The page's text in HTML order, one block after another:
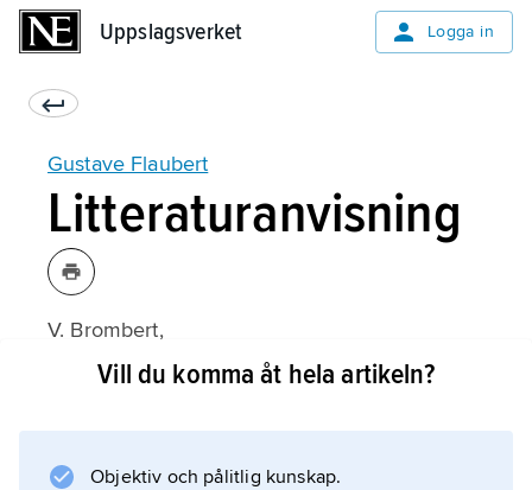
Uppslagsverket Logga in
Gustave Flaubert
Litteraturanvisning
V. Brombert,
The Novels of Flaubert: A Study of Themes
Vill du komma åt hela artikeln?
Objektiv och pålitlig kunskap.